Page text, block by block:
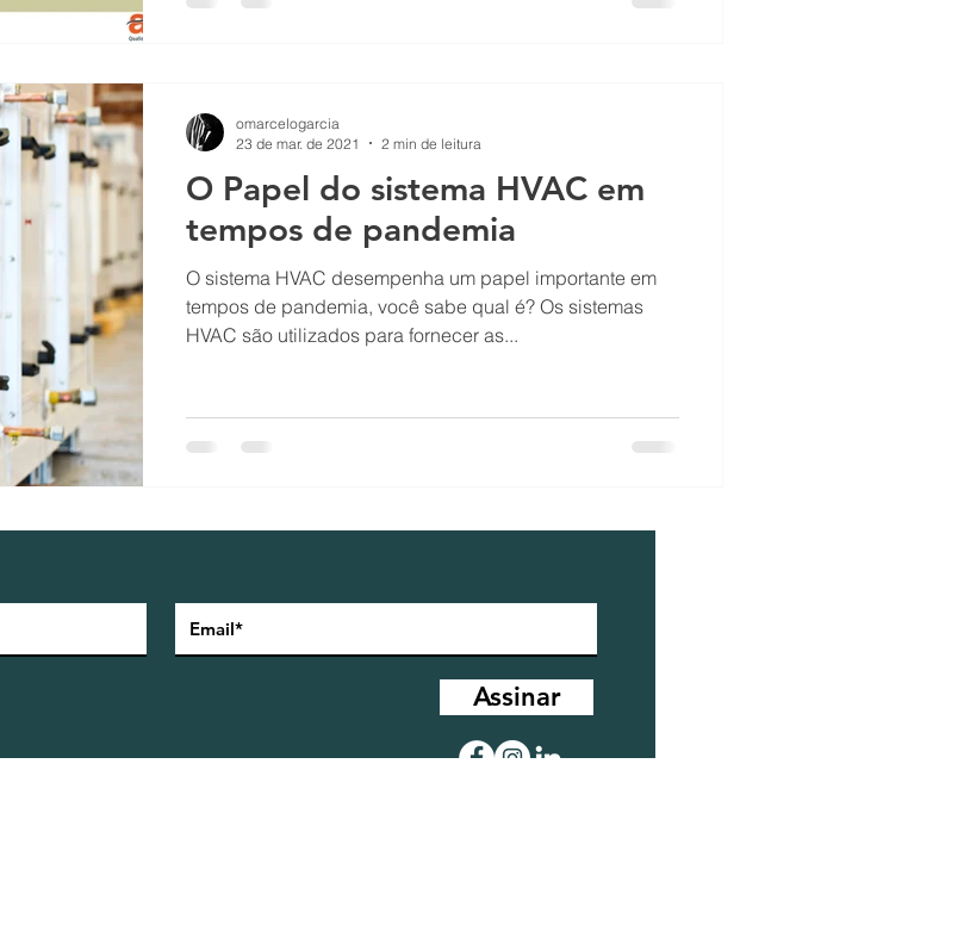
O Papel do sistema HVAC em
tempos de pandemia
O sistema HVAC desempenha um papel importante em
tempos de pandemia, você sabe qual é? Os sistemas
HVAC são utilizados para fornecer as...
omarcelogarcia
23 de mar. de 2021
2 min de leitura
LTDA.
Assinar
Política de privacidade